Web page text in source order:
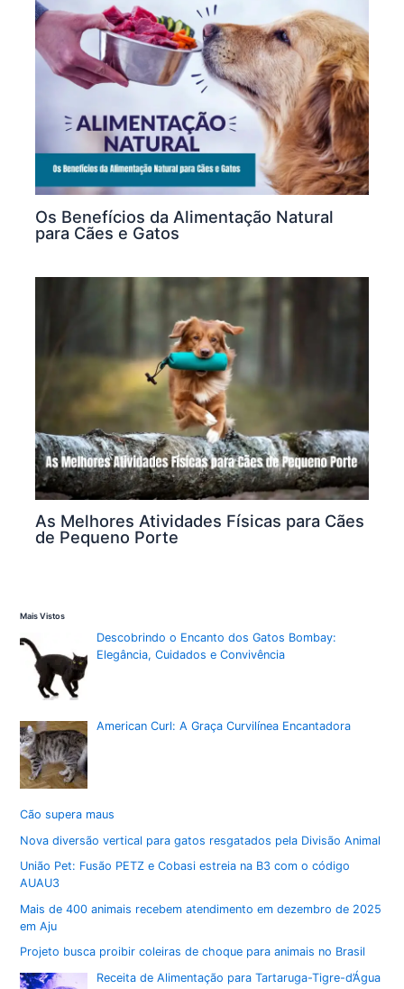
Os Benefícios da Alimentação Natural
para Cães e Gatos
As Melhores Atividades Físicas para Cães
de Pequeno Porte
Mais Vistos
Descobrindo o Encanto dos Gatos Bombay:
Elegância, Cuidados e Convivência
American Curl: A Graça Curvilínea Encantadora
Cão supera maus
Nova diversão vertical para gatos resgatados pela Divisão Animal
União Pet: Fusão PETZ e Cobasi estreia na B3 com o código
AUAU3
Mais de 400 animais recebem atendimento em dezembro de 2025
em Aju
Projeto busca proibir coleiras de choque para animais no Brasil
Receita de Alimentação para Tartaruga-Tigre-d’Água